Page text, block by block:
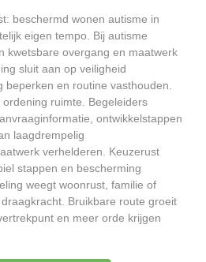
beschermd wonen autisme in
eigen tempo. Bij autisme
kwetsbare overgang en maatwerk
sluit aan op veiligheid
beperken en routine vasthouden.
ruimte. Begeleiders
ontwikkelstappen
laagdrempelig
verhelderen. Keuzerust
stappen en bescherming
weegt woonrust, familie of
Bruikbare route groeit
en meer orde krijgen